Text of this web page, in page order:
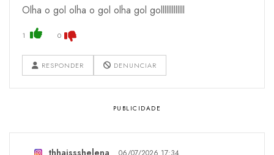
Olha o gol olha o gol olha gol golllllllllllll
1 0
RESPONDER DENUNCIAR
thhaissshelena